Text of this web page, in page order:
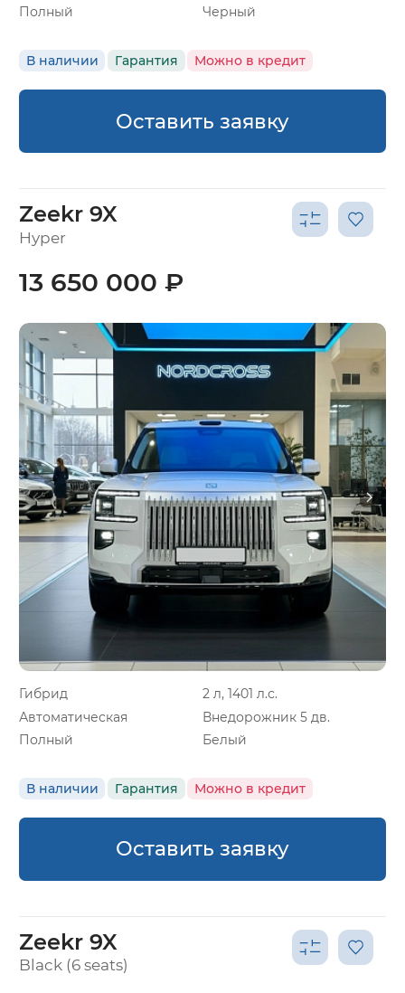
Полный
Черный
В наличии Гарантия Можно в кредит
Оставить заявку
Zeekr 9X
Hyper
Гибрид
2 л, 1401 л.с.
Автоматическая
Внедорожник 5 дв.
Полный
Белый
В наличии Гарантия Можно в кредит
13 650 000 ₽
Оставить заявку
Zeekr 9X
Black (6 seats)